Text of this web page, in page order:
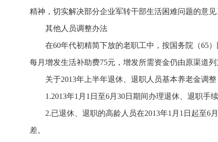
精神，切实解决部分企业军转干部生活困难问题的意
其他人员调整办法
在60年代初精简下放的老职工中，按国务院（65）
每月增发生活补助费75元，增发所需资金仍由原渠道
关于2013年上半年退休、退职人员基本养老金调整
1.2013年1月1日至6月30日期间办理退休、退职手
2.已退休、退职的高龄人员在2013年1月1日起至6月
差。